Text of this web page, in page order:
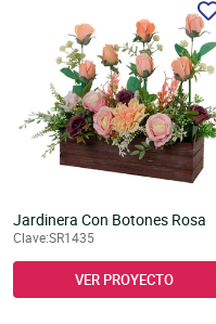
Jardinera Con Botones Rosa
Clave:SR1435
VER PROYECTO